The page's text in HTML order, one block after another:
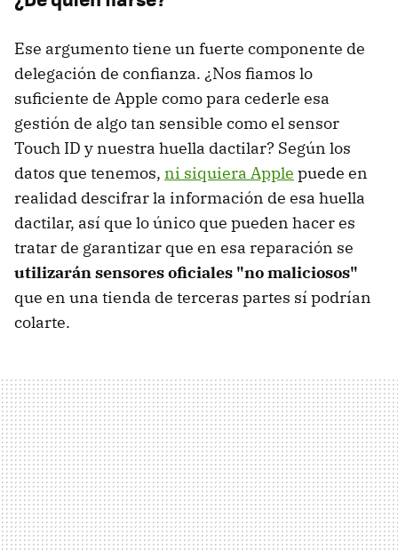
Ese argumento tiene un fuerte componente de
delegación de confianza. ¿Nos fiamos lo
suficiente de Apple como para cederle esa
gestión de algo tan sensible como el sensor
Touch ID y nuestra huella dactilar? Según los
datos que tenemos, ni siquiera Apple puede en
realidad descifrar la información de esa huella
dactilar, así que lo único que pueden hacer es
tratar de garantizar que en esa reparación se
utilizarán sensores oficiales "no maliciosos"
que en una tienda de terceras partes sí podrían
colarte.